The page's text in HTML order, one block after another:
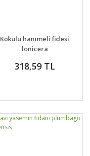
Kokulu hanımeli fidesi
lonicera
serotina
318,59 TL